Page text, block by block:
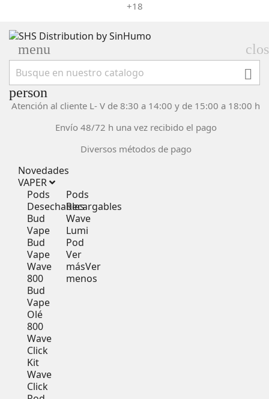
+18
menu

person
Atención al cliente L- V de 8:30 a 14:00 y de 15:00 a 18:00 h
Envío 48/72 h una vez recibido el pago
Diversos métodos de pago
Novedades
VAPER
Pods
Desechables
Bud
Vape
Bud
Vape
Wave
800
Bud
Vape
Olé
800
Wave
Click
Kit
Wave
Click
Pods
Recargables
Wave
Lumi
Pod
Ver
másVer
menos